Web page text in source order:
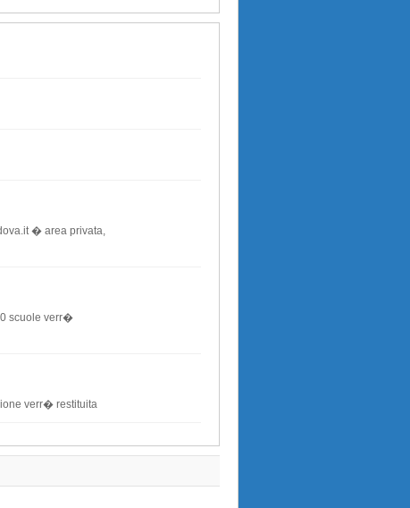
� area privata,
scuole verr�
verr� restituita